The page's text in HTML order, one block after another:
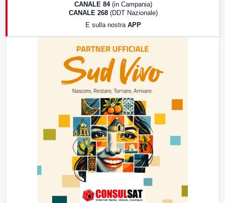
CANALE 84 (in Campania)
CANALE 268 (DDT Nazionale)
E sulla nostra APP